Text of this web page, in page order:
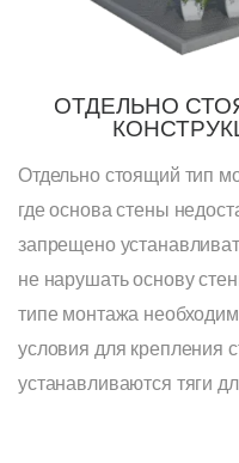
ОТДЕЛЬНО
Отдельно стоящий тип
где основа стены
запрещено
не нарушать основу
типе монтажа
условия для крепления
устанавливаются тяги